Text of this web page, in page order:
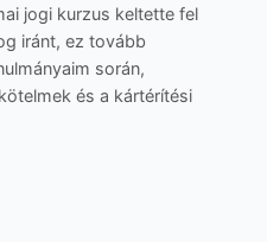
jogi kurzus keltette fel
iránt, ez tovább
során,
és a kártérítési